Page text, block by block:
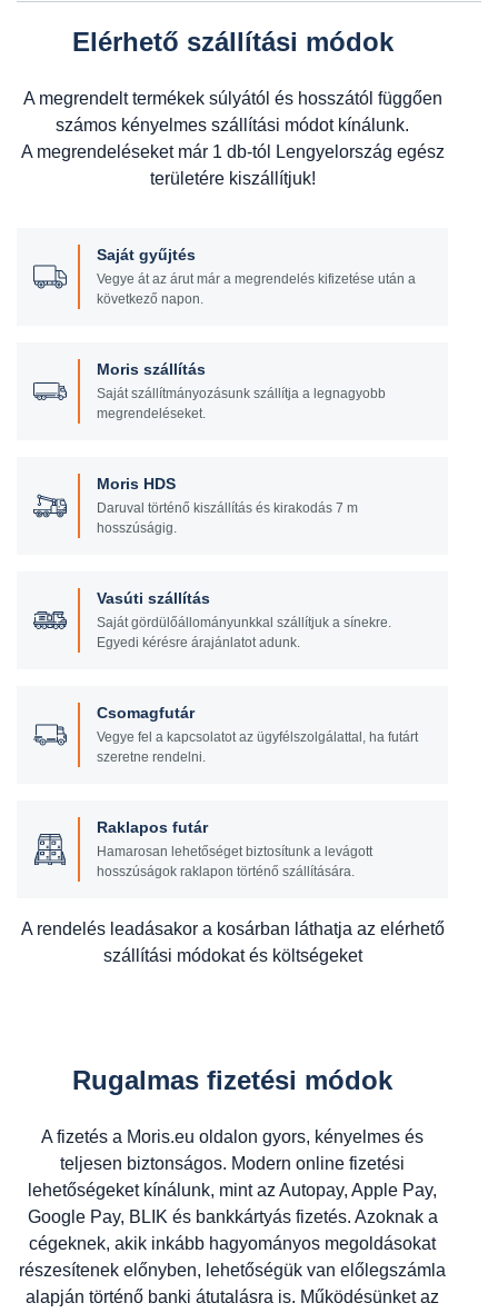
Elérhető szállítási módok
A megrendelt termékek súlyától és hosszától függően
számos kényelmes szállítási módot kínálunk.
A megrendeléseket már 1 db-tól Lengyelország egész
területére kiszállítjuk!
Saját gyűjtés
Vegye át az árut már a megrendelés kifizetése után a
következő napon.
Moris szállítás
Saját szállítmányozásunk szállítja a legnagyobb
megrendeléseket.
Moris HDS
Daruval történő kiszállítás és kirakodás 7 m
hosszúságig.
Vasúti szállítás
Saját gördülőállományunkkal szállítjuk a sínekre.
Egyedi kérésre árajánlatot adunk.
Csomagfutár
Vegye fel a kapcsolatot az ügyfélszolgálattal, ha futárt
szeretne rendelni.
Raklapos futár
Hamarosan lehetőséget biztosítunk a levágott
hosszúságok raklapon történő szállítására.
A rendelés leadásakor a kosárban láthatja az elérhető
szállítási módokat és költségeket
Rugalmas fizetési módok
A fizetés a Moris.eu oldalon gyors, kényelmes és
teljesen biztonságos. Modern online fizetési
lehetőségeket kínálunk, mint az Autopay, Apple Pay,
Google Pay, BLIK és bankkártyás fizetés. Azoknak a
cégeknek, akik inkább hagyományos megoldásokat
részesítenek előnyben, lehetőségük van előlegszámla
alapján történő banki átutalásra is. Működésünket az